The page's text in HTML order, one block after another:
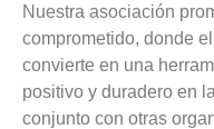
Nuestra asociación
comprometido, donde
convierte en una
positivo y duradero en
conjunto con otras